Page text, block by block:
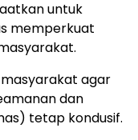
untuk
memperkuat
agar
dan
tetap kondusif.